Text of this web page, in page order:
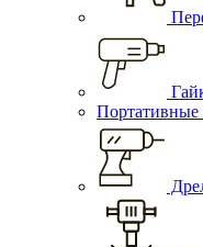
Портативные